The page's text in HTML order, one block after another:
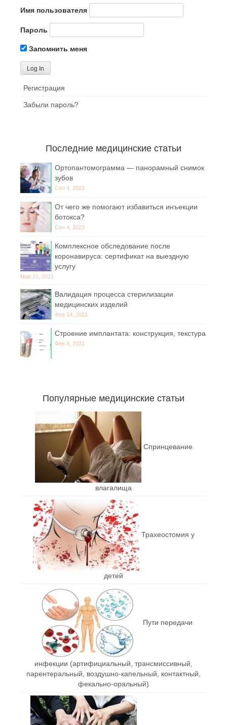
Имя пользователя
Пароль
Запомнить меня
Регистрация
Забыли пароль?
Последние медицинские статьи
Ортопантомограмма — панорамный снимок
зубов
Сен 4, 2023
От чего же помогают избавиться инъекции
ботокса?
Сен 4, 2023
Комплексное обследование после
коронавируса: сертификат на выездную
услугу
Мар 21, 2021
Валидация процесса стерилизации
медицинских изделий
Фев 14, 2021
Строение имплантата: конструкция, текстура
Фев 8, 2021
Популярные медицинские статьи
Спринцевание
влагалища
Трахеостомия у
детей
Пути передачи
инфекции (артифициальный, трансмиссивный,
парентеральный, воздушно-капельный, контактный,
фекально-оральный)